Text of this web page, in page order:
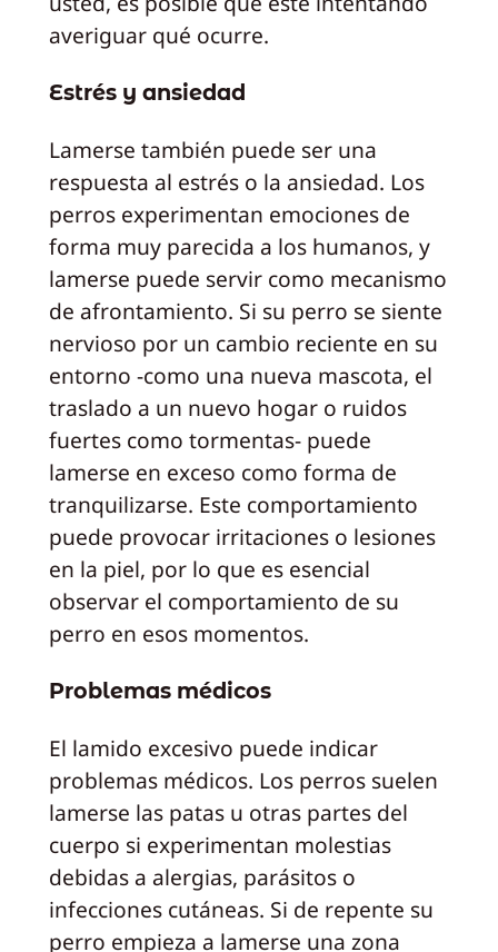
averiguar qué ocurre.
Estrés y ansiedad
Lamerse también puede ser una
respuesta al estrés o la ansiedad. Los
perros experimentan emociones de
forma muy parecida a los humanos, y
lamerse puede servir como mecanismo
de afrontamiento. Si su perro se siente
nervioso por un cambio reciente en su
entorno -como una nueva mascota, el
traslado a un nuevo hogar o ruidos
fuertes como tormentas- puede
lamerse en exceso como forma de
tranquilizarse. Este comportamiento
puede provocar irritaciones o lesiones
en la piel, por lo que es esencial
observar el comportamiento de su
perro en esos momentos.
Problemas médicos
El lamido excesivo puede indicar
problemas médicos. Los perros suelen
lamerse las patas u otras partes del
cuerpo si experimentan molestias
debidas a alergias, parásitos o
infecciones cutáneas. Si de repente su
perro empieza a lamerse una zona